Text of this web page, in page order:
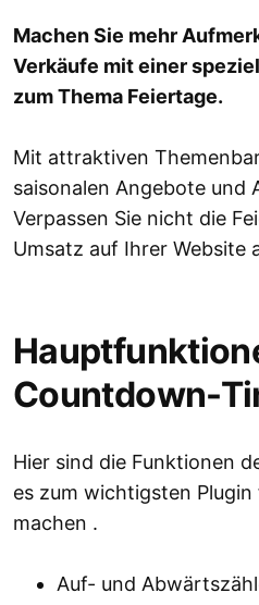
Machen Sie mehr
Verkäufe mit einer
zum Thema Feiertage.
Mit attraktiven
saisonalen Angebote und
Verpassen Sie nicht die
Umsatz auf Ihrer Website
Countdown-
Hier sind die Funktionen
es zum wichtigsten
machen .
Auf- und